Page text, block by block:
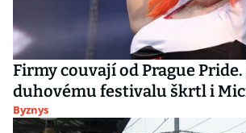
Firmy couvají od Prague
duhovému festivalu škrtl i
Byznys